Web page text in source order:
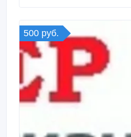
женщин.
500 руб.